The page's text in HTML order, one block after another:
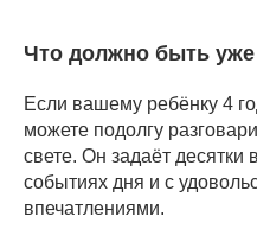
Что должно быть
Если вашему ребёнку 4
можете подолгу
свете. Он задаёт десятки
событиях дня и с
впечатлениями.